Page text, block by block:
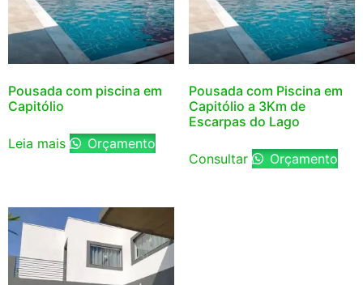
Pousada com piscina em
Capitólio
Leia mais Orçamento
Pousada com Piscina em
Capitólio a 3Km de
Escarpas do Lago
Consultar Orçamento